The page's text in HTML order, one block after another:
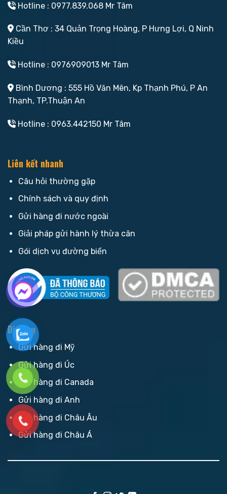
Hotline : 0977.839.068 Mr Tâm
Cần Thơ : 34 Quản Trọng Hoàng, P Hưng Lợi, Q Ninh
Kiều
Hotline : 0976909013 Mr Tâm
Bình Dương : 555 Hồ Văn Mên, Kp Thạnh Phú, P An
Thạnh, TP.Thuận An
Hotline : 0963.442150 Mr Tâm
Liên kết nhanh
Câu hỏi thường gặp
Chính sách và quy định
Gửi hàng đi nước ngoài
Giải pháp gửi hành lý thừa cân
Gói dịch vụ đường biển
Dịch vụ
Gửi hàng đi Mỹ
Gửi hàng đi Úc
Gửi hàng đi Canada
Gửi hàng đi Anh
Gửi hàng đi Châu Âu
Gửi hàng đi Châu Á